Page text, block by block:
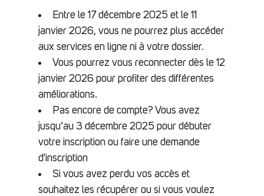
Entre le 17 décembre 2025 et le 11
janvier 2026, vous ne pourrez plus accéder
aux services en ligne ni à votre dossier.
Vous pourrez vous reconnecter dès le 12
janvier 2026 pour profiter des différentes
améliorations.
Pas encore de compte? Vous avez
jusqu’au 3 décembre 2025 pour débuter
votre inscription ou faire une demande
d'inscription
Si vous avez perdu vos accès et
souhaitez les récupérer ou si vous voulez